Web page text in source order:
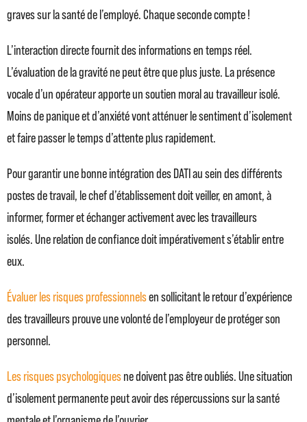
graves sur la santé de l’employé. Chaque seconde compte !
L’interaction directe fournit des informations en temps réel.
L’évaluation de la gravité ne peut être que plus juste. La présence
vocale d’un opérateur apporte un soutien moral au travailleur isolé.
Moins de panique et d’anxiété vont atténuer le sentiment d’isolement
et faire passer le temps d’attente plus rapidement.
Pour garantir une bonne intégration des DATI au sein des différents
postes de travail, le chef d’établissement doit veiller, en amont, à
informer, former et échanger activement avec les travailleurs
isolés. Une relation de confiance doit impérativement s’établir entre
eux.
Évaluer les risques professionnelsen sollicitant le retour d’expérience
des travailleurs prouve une volonté de l’employeur de protéger son
personnel.
Les risques psychologiques ne doivent pas être oubliés. Une situation
d’isolement permanente peut avoir des répercussions sur la santé